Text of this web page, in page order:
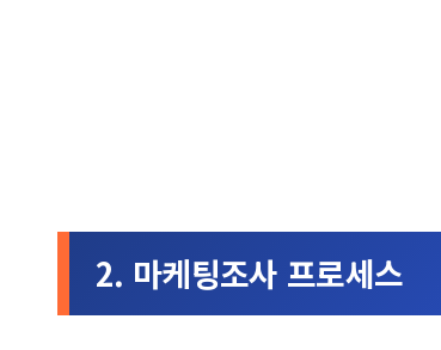
2. 마케팅조사 프로세스